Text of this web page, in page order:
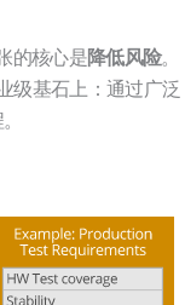
的核心是降低风险。
级基石上：通过广泛